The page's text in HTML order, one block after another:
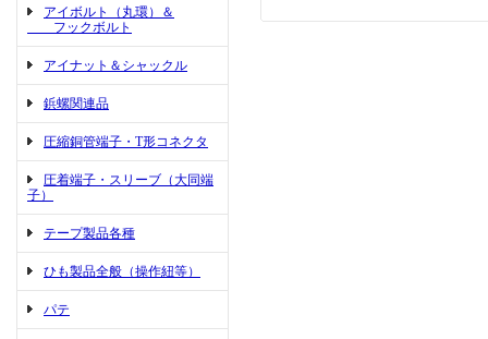
アイボルト（丸環）＆
フックボルト
アイナット＆シャックル
鋲螺関連品
圧縮銅管端子・T形コネクタ
圧着端子・スリーブ（大同端
子）
テープ製品各種
ひも製品全般（操作紐等）
パテ